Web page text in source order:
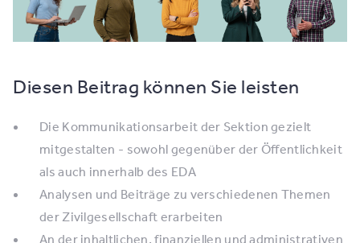
Diesen Beitrag können Sie leisten
Die Kommunikationsarbeit der Sektion gezielt
mitgestalten - sowohl gegenüber der Öffentlichkeit
als auch innerhalb des EDA
Analysen und Beiträge zu verschiedenen Themen
der Zivilgesellschaft erarbeiten
An der inhaltlichen, finanziellen und administrativen